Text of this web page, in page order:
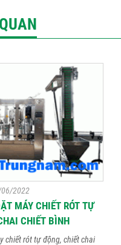
06/2022
MÁY CHIẾT RÓT TỰ
CHIẾT BÌNH
chiết rót tự động, chiết chai